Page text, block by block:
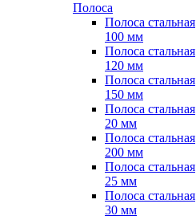
Полоса
Полоса стальная
100 мм
Полоса стальная
120 мм
Полоса стальная
150 мм
Полоса стальная
20 мм
Полоса стальная
200 мм
Полоса стальная
25 мм
Полоса стальная
30 мм